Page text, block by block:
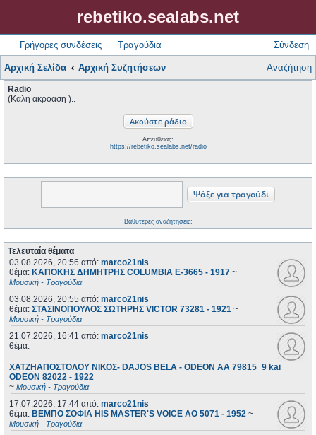
rebetiko.sealabs.net
Γρήγορες συνδέσεις Τραγούδια Σύνδεση
Αρχική Σελίδα Αρχική Συζητήσεων Αναζήτηση
Radio
(Καλή ακρόαση )..
Απευθείας:
https://rebetiko.sealabs.net/radio
Βαθύτερες αναζητήσεις;
Τελευταία θέματα
03.08.2026, 20:56 από: marco21nis
θέμα: ΚΑΠΟΚΗΣ ΔΗΜΗΤΡΗΣ COLUMBIA E-3665 - 1917 ~
Μουσική - Τραγούδια
03.08.2026, 20:55 από: marco21nis
θέμα: ΣΤΑΣΙΝΟΠΟΥΛΟΣ ΣΩΤΗΡΗΣ VICTOR 73281 - 1921 ~
Μουσική - Τραγούδια
21.07.2026, 16:41 από: marco21nis
θέμα:
ΧΑΤΖΗΑΠΟΣΤΟΛΟΥ ΝΙΚΟΣ- DAJOS BELA - ODEON AA 79815_9 kai
ODEON 82022 - 1922
~ Μουσική - Τραγούδια
17.07.2026, 17:44 από: marco21nis
θέμα: ΒΕΜΠΟ ΣΟΦΙΑ HIS MASTER'S VOICE AO 5071 - 1952 ~
Μουσική - Τραγούδια